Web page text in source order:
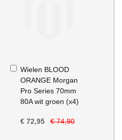
Wielen BLOOD
ORANGE Morgan
Pro Series 70mm
80A wit groen (x4)
€ 72,95 € 74,90
In
Winkelwagen